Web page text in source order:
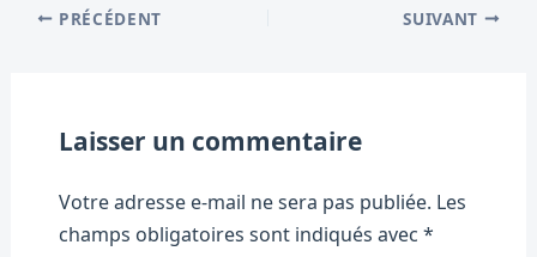
PRÉCÉDENT SUIVANT
Laisser un commentaire
Votre adresse e-mail ne sera pas publiée. Les
champs obligatoires sont indiqués avec *